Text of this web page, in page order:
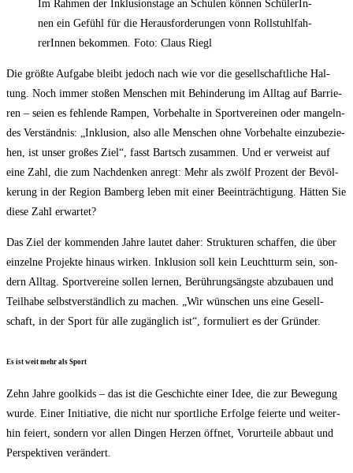
Im Rah­men der Inklu­si­ons­ta­ge an Schu­len kön­nen Schü­le­rIn­
nen ein Gefühl für die Her­aus­for­de­run­gen vonn Roll­stuhl­fah­
re­rIn­nen bekom­men. Foto: Claus Riegl
Die größ­te Auf­ga­be bleibt jedoch nach wie vor die gesell­schaft­li­che Hal­
tung. Noch immer sto­ßen Men­schen mit Behin­de­rung im All­tag auf Bar­rie­
ren – sei­en es feh­len­de Ram­pen, Vor­be­hal­te in Sport­ver­ei­nen oder man­geln­
des Ver­ständ­nis: „Inklu­si­on, also alle Men­schen ohne Vor­be­hal­te ein­zu­be­zie­
hen, ist unser gro­ßes Ziel“, fasst Bartsch zusam­men. Und er ver­weist auf
eine Zahl, die zum Nach­den­ken anregt: Mehr als zwölf Pro­zent der Bevöl­
ke­rung in der Regi­on Bam­berg leben mit einer Beein­träch­ti­gung. Hät­ten Sie
die­se Zahl erwartet?
Das Ziel der kom­men­den Jah­re lau­tet daher: Struk­tu­ren schaf­fen, die über
ein­zel­ne Pro­jek­te hin­aus wir­ken. Inklu­si­on soll kein Leucht­turm sein, son­
dern All­tag. Sport­ver­ei­ne sol­len ler­nen, Berüh­rungs­ängs­te abzu­bau­en und
Teil­ha­be selbst­ver­ständ­lich zu machen. „Wir wün­schen uns eine Gesell­
schaft, in der Sport für alle zugäng­lich ist“, for­mu­liert es der Gründer.
Es ist weit mehr als Sport
Zehn Jah­re gool­kids – das ist die Geschich­te einer Idee, die zur Bewe­gung
wur­de. Einer Initia­ti­ve, die nicht nur sport­li­che Erfol­ge fei­er­te und wei­ter­
hin fei­ert, son­dern vor allen Din­gen Her­zen öff­net, Vor­ur­tei­le abbaut und
Per­spek­ti­ven verändert.